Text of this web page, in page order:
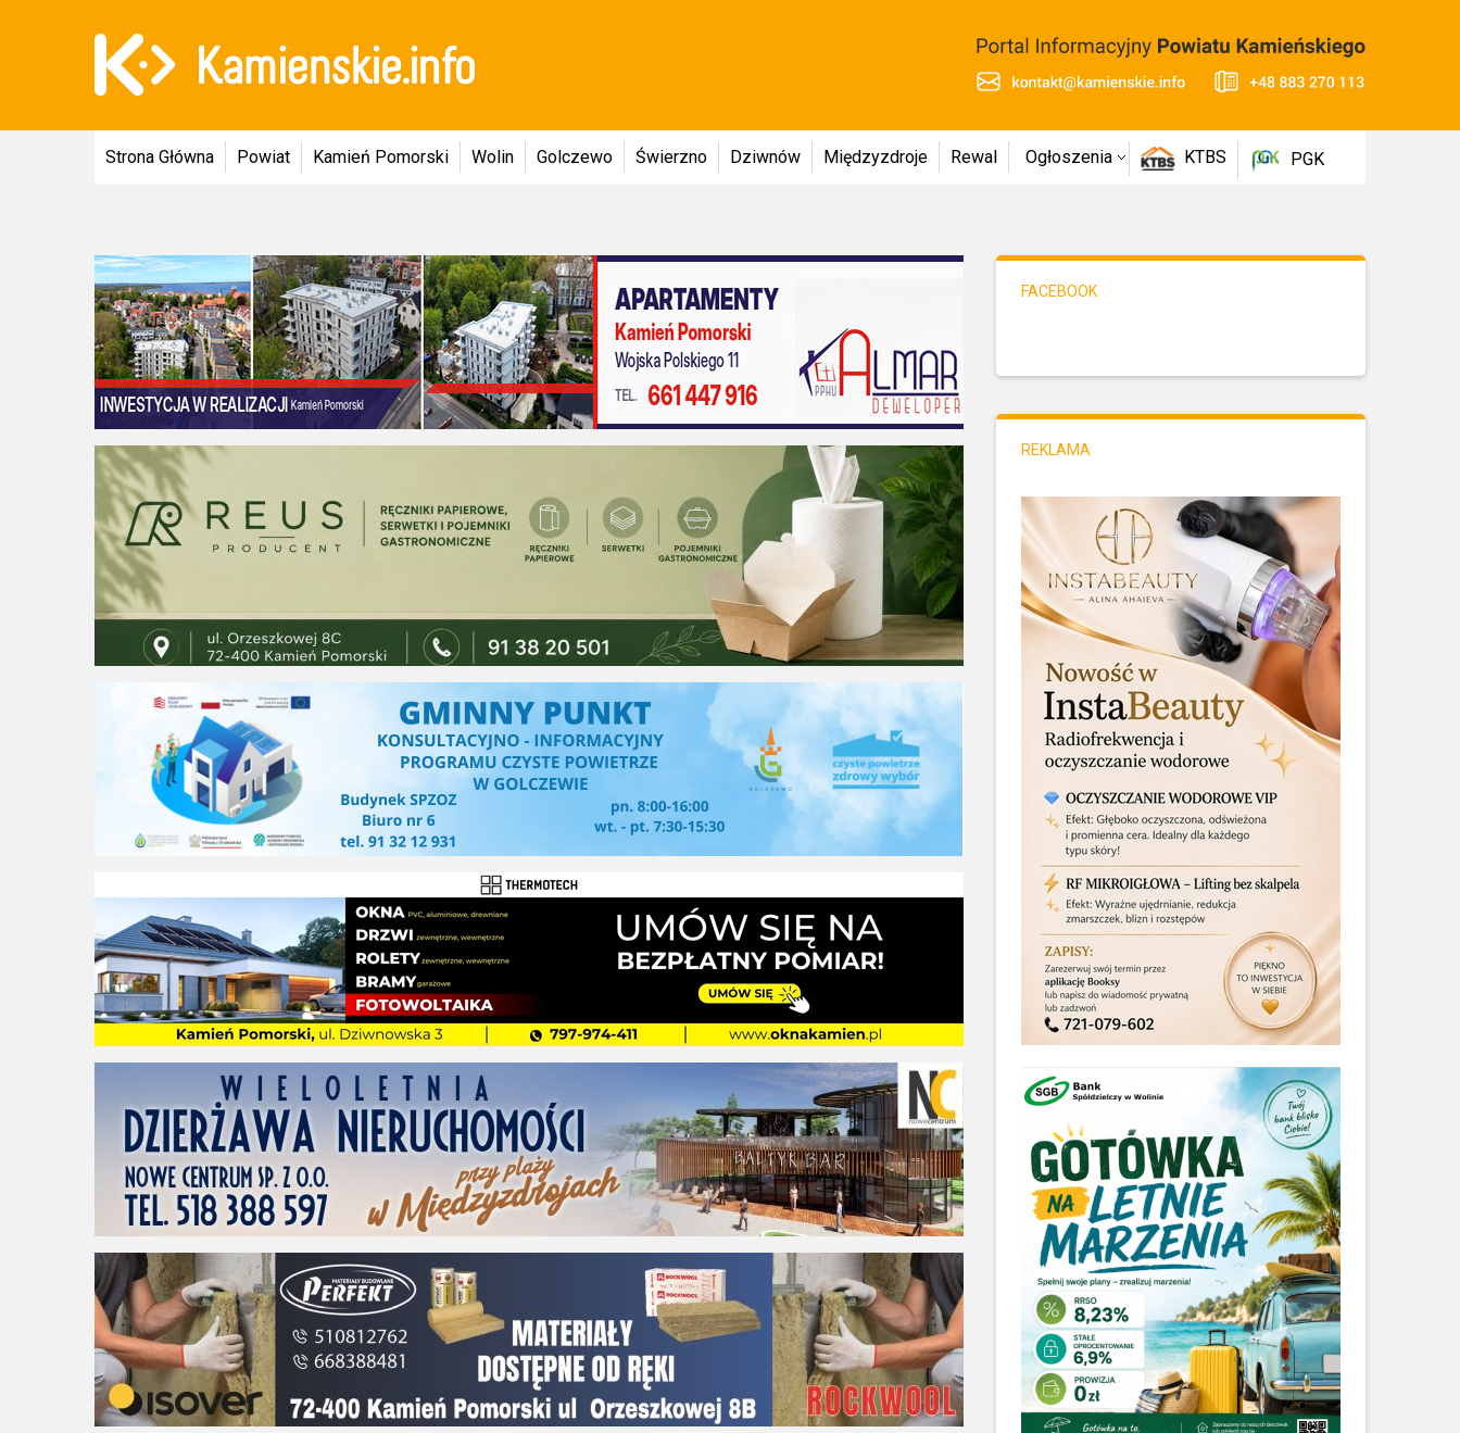
Strona Główna Powiat Kamień Pomorski Wolin Golczewo Świerzno Dziwnów Międzyzdroje Rewal Ogłoszenia KTBS PGK
FACEBOOK
REKLAMA